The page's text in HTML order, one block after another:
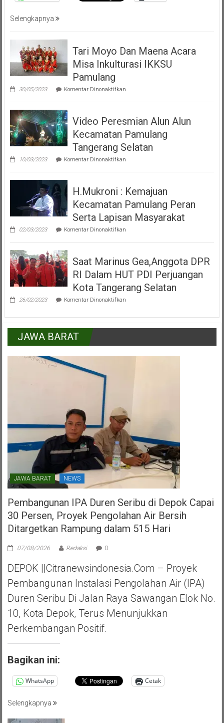
Selengkapnya
Tari Moyo Dan Maena Acara
Misa Inkulturasi IKKSU
Pamulang
30/05/2023 Komentar Dinonaktifkanpada
Moyo
Maena
Acara
Misa
Inkulturasi
IKKSU
Pamulang
Video Peresmian Alun Alun
Kecamatan Pamulang
Tangerang Selatan
10/03/2023 Komentar Dinonaktifkanpada
Peresmian
Alun
Kecamatan
Pamulang
Tangerang
Selatan
H.Mukroni : Kemajuan
Kecamatan Pamulang Peran
Serta Lapisan Masyarakat
02/03/2023 Komentar Dinonaktifkanpada
:
Kecamatan
Pamulang
Peran
Lapisan
Masyarakat
Saat Marinus Gea,Anggota DPR
RI Dalam HUT PDI Perjuangan
Kota Tangerang Selatan
26/02/2023 Komentar Dinonaktifkanpada
Gea,Anggota
DPR
Dalam
JAWA BARAT
JAWA BARAT NEWS
Pembangunan IPA Duren Seribu di Depok Capai
30 Persen, Proyek Pengolahan Air Bersih
Ditargetkan Rampung dalam 515 Hari
07/08/2026 Redaksi 0
DEPOK ||Citranewsindonesia.com – Proyek
Pembangunan Instalasi Pengolahan Air (IPA)
Duren Seribu Di Jalan Raya Sawangan Elok No.
10, Kota Depok, Terus Menunjukkan
Perkembangan Positif.
Bagikan ini:
WhatsApp Cetak
Selengkapnya